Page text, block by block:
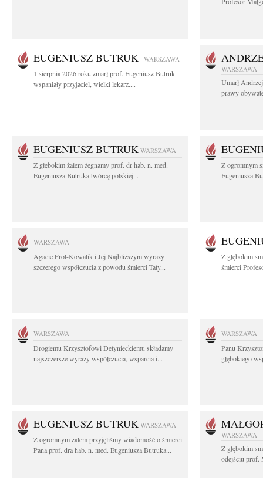
EUGENIUSZ BUTRUK WARSZAWA
1 sierpnia 2026 roku zmarł prof. Eugeniusz Butruk
wspaniały przyjaciel, wielki lekarz....
WARSZAWA
Umarł
prawy
EUGENIUSZ BUTRUK WARSZAWA
Z głębokim żalem żegnamy prof. dr hab. n. med.
Eugeniusza Butruka twórcę polskiej...
Z ogromnym
Eugeniusza
WARSZAWA
Agacie Frol-Kowalik i Jej Najbliższym wyrazy
szczerego współczucia z powodu śmierci Taty...
Z głębokim
śmierci
WARSZAWA
Drogiemu Krzysztofowi Detynieckiemu składamy
najszczersze wyrazy współczucia, wsparcia i...
WARSZAWA
Panu
głębokiego
EUGENIUSZ BUTRUK WARSZAWA
Z ogromnym żalem przyjęliśmy wiadomość o śmierci
Pana prof. dra hab. n. med. Eugeniusza Butruka...
WARSZAWA
Z głębokim
odejściu prof.